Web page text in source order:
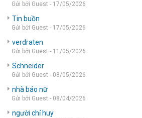
Gửi bởi Guest - 17/05/2026
Tin buồn
Gửi bởi Guest - 17/05/2026
verdraten
Gửi bởi Guest - 11/05/2026
Schneider
Gửi bởi Guest - 08/05/2026
nhà báo nữ
Gửi bởi Guest - 08/04/2026
người chỉ huy